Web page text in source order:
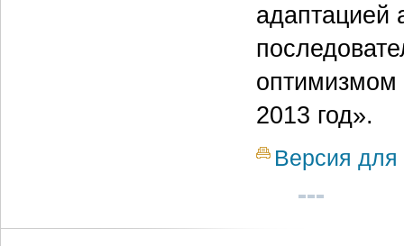
адаптацией
оптимизмом
2013 год».
Версия для